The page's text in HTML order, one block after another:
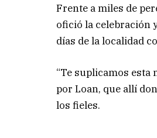
Frente a miles de
ofició la celebración
días de la localidad
“Te suplicamos
por Loan, que allí
los fieles.